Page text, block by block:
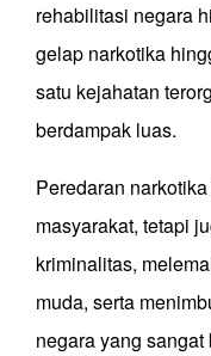
rehabilitasi negara
gelap narkotika
satu kejahatan
berdampak luas.
Peredaran
masyarakat, tetapi
kriminalitas,
muda, serta
negara yang sangat